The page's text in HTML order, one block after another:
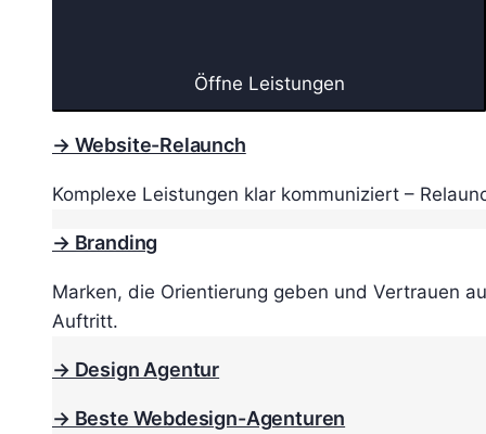
Öffne Leistungen
→ Website-Relaunch
Komplexe Leistungen klar kommuniziert –
→ Branding
Marken, die Orientierung geben und Vertrauen
Auftritt.
→ Design Agentur
→ Beste Webdesign-Agenturen